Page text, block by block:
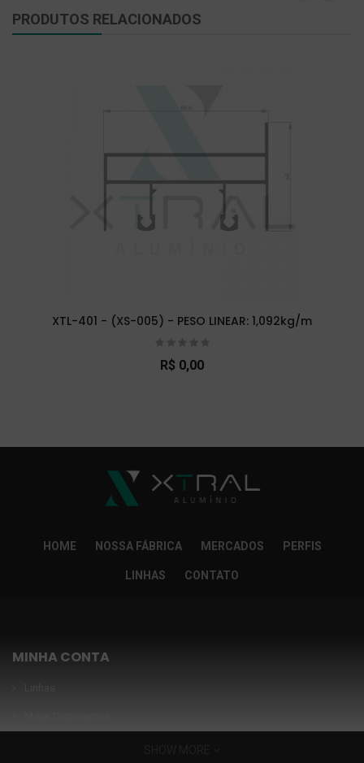
PRODUTOS RELACIONADOS
XTL-401 - (XS-005) - PESO LINEAR: 1,092kg/m
R$ 0,00
HOME NOSSA FÁBRICA MERCADOS PERFIS
LINHAS CONTATO
MINHA CONTA